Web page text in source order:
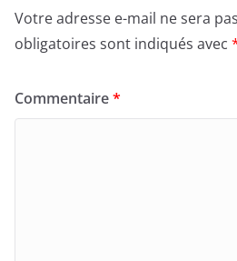
Votre adresse e-mail ne sera
obligatoires sont indiqués avec
Commentaire*